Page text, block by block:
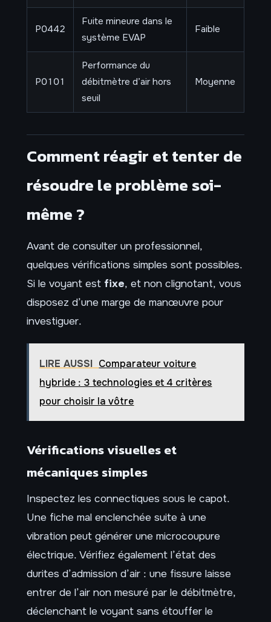
P0442
Fuite mineure dans le
système EVAP
Faible
P0101
Performance du
débitmètre d’air hors
seuil
Moyenne
Comment réagir et tenter de
résoudre le problème soi-
même ?
Avant de consulter un professionnel,
quelques vérifications simples sont possibles.
Si le voyant est fixe, et non clignotant, vous
disposez d’une marge de manœuvre pour
investiguer.
LIRE AUSSI Comparateur voiture
hybride : 3 technologies et 4 critères
pour choisir la vôtre
Vérifications visuelles et
mécaniques simples
Inspectez les connectiques sous le capot.
Une fiche mal enclenchée suite à une
vibration peut générer une microcoupure
électrique. Vérifiez également l’état des
durites d’admission d’air : une fissure laisse
entrer de l’air non mesuré par le débitmètre,
déclenchant le voyant sans étouffer le